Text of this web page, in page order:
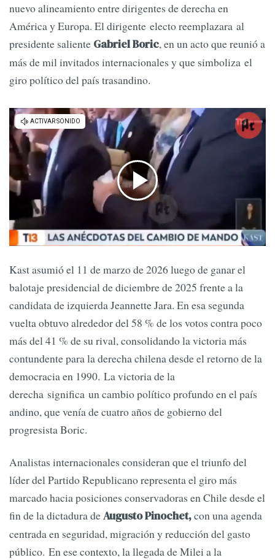
nuevo alineamiento entre dirigentes de derecha en
América y Europa. El dirigente electo reemplazara al
presidente saliente Gabriel Boric, en un acto que reunió a
más de mil invitados internacionales y que simboliza el
giro político del país trasandino.
Kast asumió el 11 de marzo de 2026 luego de ganar el
balotaje presidencial de diciembre de 2025 frente a la
candidata de izquierda Jeannette Jara. En esa segunda
vuelta obtuvo alrededor del 58 % de los votos contra poco
más del 41 % de su rival, consolidando la victoria más
contundente para la derecha chilena desde el retorno de la
democracia en 1990. La victoria de la
derecha significa un cambio político profundo en el país
andino, que venía de cuatro años de gobierno del
progresista Boric.
Analistas internacionales consideran que el triunfo del
líder del Partido Republicano representa el giro más
marcado hacia posiciones conservadoras en Chile desde el
fin de la dictadura deAugusto Pinochet,con una agenda
centrada en seguridad, migración y reducción del gasto
público. En ese contexto, la llegada de Milei a la